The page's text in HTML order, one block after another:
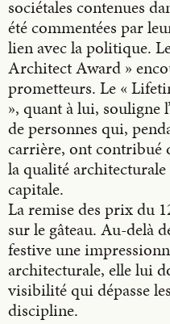
sociétales contenues
été commentées par
lien avec la politique.
Architect Award »
prometteurs. Le «
», quant à lui, souligne
de personnes qui,
carrière, ont contribué
la qualité architecturale
capitale.
La remise des prix du
sur le gâteau. Au-delà
festive une
architecturale, elle lui
visibilité qui dépasse
discipline.